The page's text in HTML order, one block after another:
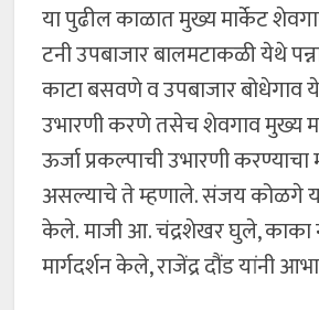
या पुढील काळात मुख्य मार्केट
टनी उपबाजार बालमटाकळी येथे
काटा बसवणे व उपबाजार बोधेगाव
उभारणी करणे तसेच शेवगाव मुख्य
ऊर्जा प्रकल्पाची उभारणी
असल्याचे ते म्हणाले. संजय कोळगे
केले. माजी आ. चंद्रशेखर घुले, काका
मार्गदर्शन केले, राजेंद्र दौंड यांनी